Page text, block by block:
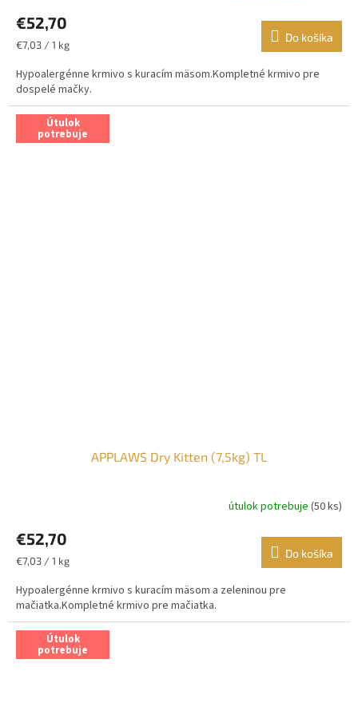
€52,70
Jednotková
€7,03 / 1 kg
Do košíka
Hypoalergénne krmivo s kuracím mäsom.Kompletné krmivo pre
dospelé mačky.
Útulok
potrebuje
APPLAWS Dry Kitten (7,5kg) TL
útulok potrebuje (50 ks)
€52,70
Jednotková
€7,03 / 1 kg
Do košíka
Hypoalergénne krmivo s kuracím mäsom a zeleninou pre
mačiatka.Kompletné krmivo pre mačiatka.
Útulok
potrebuje